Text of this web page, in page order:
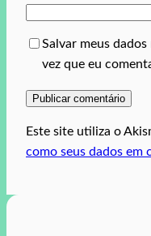
Salvar meus
vez que eu
Este site utiliza o
como seus dados em